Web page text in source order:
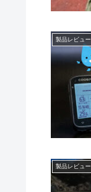
製品レビュー
製品レビュー